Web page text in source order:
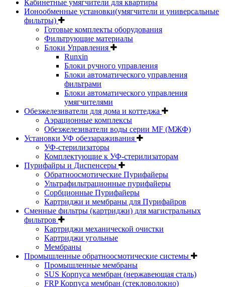
Кабинетные умягчители для квартиры
Ионообменные установки(умягчители и универсальные
фильтры)
Готовые комплекты оборудования
Фильтрующие материалы
Блоки Управления
Runxin
Блоки ручного управления
Блоки автоматического управления
фильтрами
Блоки автоматического управления
умягчителями
Обезжелезиватели для дома и коттеджа
Аэрационные комплексы
Обезжелезиватели воды серии MF (МЖФ)
Установки УФ обеззараживания
УФ-стерилизаторы
Комплектующие к УФ-стерилизаторам
Пурифайры и Диспенсеры
Обратноосмотические Пурифайеры
Ультрафильтрационные пурифайеры
Сорбционные Пурифайеры
Картриджи и мембраны для Пурифайров
Сменные фильтры (картриджи) для магистральных
фильтров
Картриджи механической очистки
Картриджи угольные
Мембраны
Промышленные обратноосмотические системы
Промышленные мембраны
SUS Корпуса мембран (нержавеющая сталь)
FRP Корпуса мембран (стекловолокно)